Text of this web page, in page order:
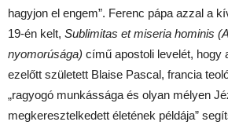
hagyjon el engem”. Ferenc pápa azzal a
19-én kelt, Sublimitas et miseria hominis
nyomorúsága) című apostoli levelét, hogy
ezelőtt született Blaise Pascal, francia
„ragyogó munkássága és olyan mélyen
megkeresztelkedett életének példája”